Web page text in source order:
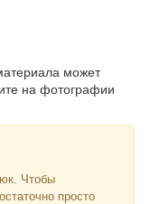
может
на фотографии
Чтобы
просто